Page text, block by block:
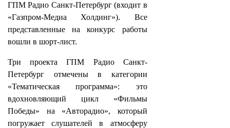
ГПМ Радио Санкт-Петербург (входит в
«Газпром-Медиа Холдинг»). Все
представленные на конкурс работы
вошли в шорт‑лист.
Три проекта ГПМ Радио Санкт-
Петербург отмечены в категории
«Тематическая программа»: это
вдохновляющий цикл «Фильмы
Победы» на «Авторадио», который
погружает слушателей в атмосферу